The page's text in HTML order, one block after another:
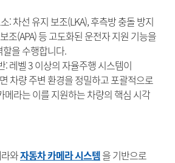
: 차선 유지 보조(LKA), 후측방 충돌 방지
조(APA) 등 고도화된 운전자 지원 기능을
을 수행합니다.
: 레벨 3 이상의 자율주행 시스템이
차량 주변 환경을 정밀하고 포괄적으로
메라는 이를 지원하는 차량의 핵심 시각
와자동차 카메라 시스템을 기반으로